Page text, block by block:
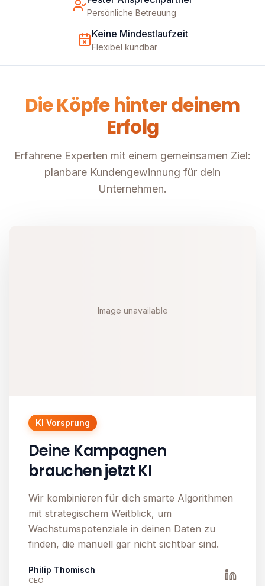
Persönliche Betreuung
Keine Mindestlaufzeit
Flexibel kündbar
Die Köpfe hinter deinem
Erfolg
Erfahrene Experten mit einem gemeinsamen Ziel:
planbare Kundengewinnung für dein
Unternehmen.
KI Vorsprung
Deine Kampagnen
brauchen jetzt KI
Wir kombinieren für dich smarte Algorithmen
mit strategischem Weitblick, um
Wachstumspotenziale in deinen Daten zu
finden, die manuell gar nicht sichtbar sind.
Philip Thomisch
CEO
Image unavailable